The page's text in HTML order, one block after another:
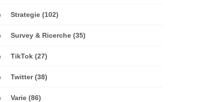
Strategie (102)
Survey & Ricerche (35)
TikTok (27)
Twitter(38)
Varie (86)